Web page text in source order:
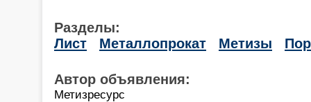
Разделы:
Лист
Металлопрокат Метизы
Автор объявления:
Метизресурс